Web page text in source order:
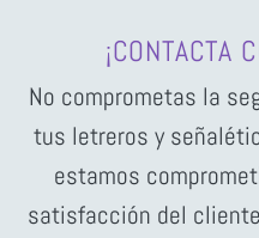
¡CONTACTA
No comprometas la
tus letreros y
estamos
satisfacción del